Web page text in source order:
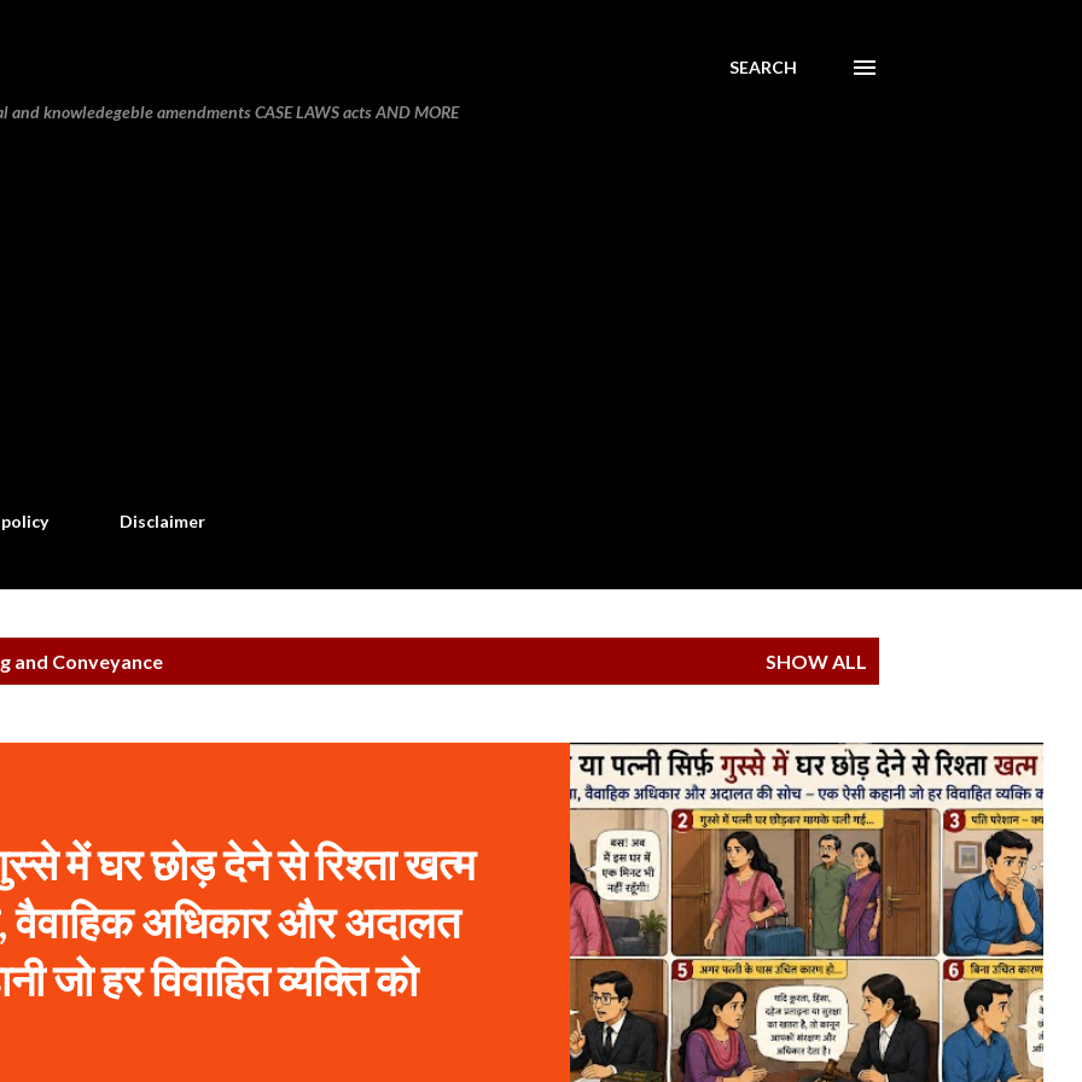
knowledegeble amendments CASE LAWS acts AND MORE
SEARCH
Disclaimer
and Conveyance SHOW ALL
गुस्से में घर छोड़ देने से रिश्ता खत्म
वैवाहिक अधिकार और अदालत
जो हर विवाहित व्यक्ति को